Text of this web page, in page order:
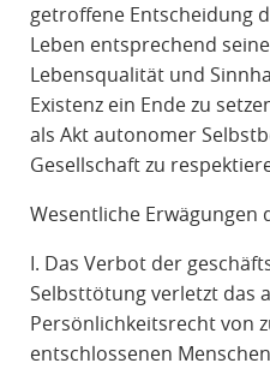
getroffene Entscheidung
Leben entsprechend
Lebensqualität und
Existenz ein Ende zu
als Akt autonomer
Gesellschaft zu
Wesentliche Erwägungen
I. Das Verbot der
Selbsttötung verletzt das
Persönlichkeitsrecht von
entschlossenen